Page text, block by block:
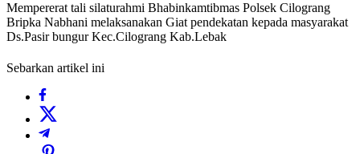
Mempererat tali silaturahmi Bhabinkamtibmas Polsek Cilograng
Bripka Nabhani melaksanakan Giat pendekatan kepada masyarakat
Ds.Pasir bungur Kec.Cilograng Kab.Lebak
Sebarkan artikel ini